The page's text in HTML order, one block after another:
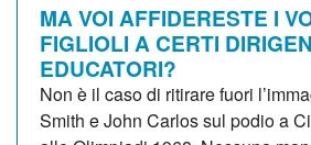
MA VOI AFFIDERESTE I
FIGLIOLI A CERTI
EDUCATORI?
Non è il caso di ritirare fuori
Smith e John Carlos sul podio a